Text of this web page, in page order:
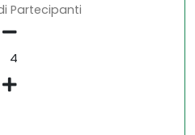
Partecipanti